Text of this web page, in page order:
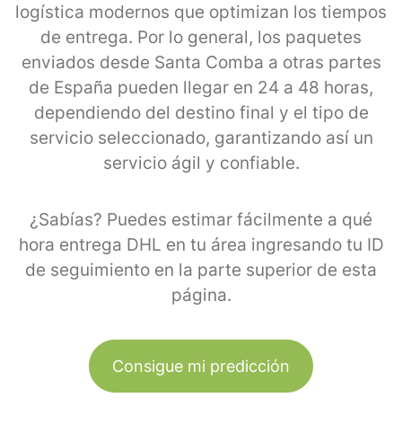
logística modernos que optimizan los tiempos
de entrega. Por lo general, los paquetes
enviados desde Santa Comba a otras partes
de España pueden llegar en 24 a 48 horas,
dependiendo del destino final y el tipo de
servicio seleccionado, garantizando así un
servicio ágil y confiable.
¿Sabías? Puedes estimar fácilmente a qué
hora entrega DHL en tu área ingresando tu ID
de seguimiento en la parte superior de esta
página.
Consigue mi predicción